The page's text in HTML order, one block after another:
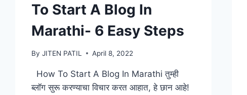
To Start A Blog In
Marathi- 6 Easy Steps
By JITEN PATIL April 8, 2022
How To Start A Blog In Marathi तुम्ही
ब्लॉग सुरू करण्याचा विचार करत आहात, हे छान आहे!